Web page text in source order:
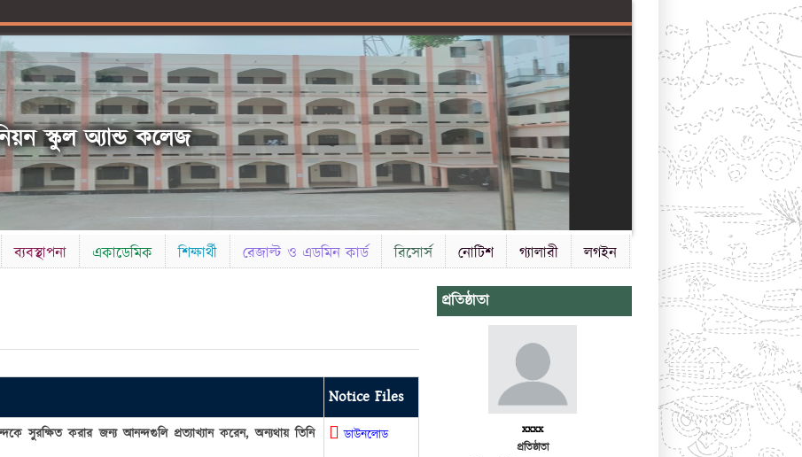
স্কুল অ্যান্ড কলেজ
ব্যবস্থাপনা একাডেমিক শিক্ষার্থী রেজাল্ট ও এডমিন কার্ড রিসোর্স নোটিশ গ্যালারী লগইন
Notice Files
সুরক্ষিত করার জন্য আনন্দগুলি প্রত্যাখ্যান করেন, অন্যথায় তিনি
ডাউনলোড
প্রতিষ্ঠাতা
xxxx
প্রতিষ্ঠাতা